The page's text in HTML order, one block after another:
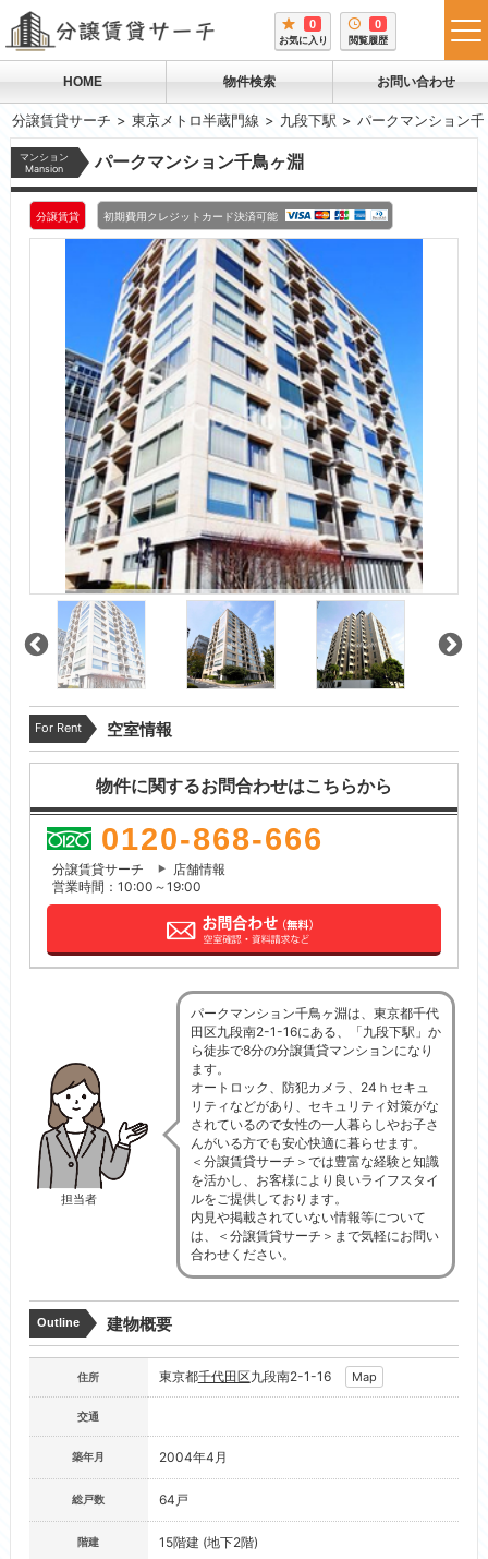
0
お気に入り
0
閲覧履歴
HOME 物件検索 お問い合わせ
分譲賃貸サーチ 東京メトロ半蔵門線 九段下駅 パークマンション
マンション
Mansion
パークマンション千鳥ヶ淵
分譲賃貸 初期費用クレジットカード決済可能
For Rent 空室情報
物件に関するお問合わせはこちらから
0120-868-666
分譲賃貸サーチ
店舗情報
営業時間：10:00～19:00
担当者
パークマンション千鳥ヶ淵は、東京都千代
田区九段南2-1-16にある、「九段下駅」か
ら徒歩で8分の分譲賃貸マンションになり
ます。
オートロック、防犯カメラ、24ｈセキュ
リティなどがあり、セキュリティ対策がな
されているので女性の一人暮らしやお子さ
んがいる方でも安心快適に暮らせます。
＜分譲賃貸サーチ＞では豊富な経験と知識
を活かし、お客様により良いライフスタイ
ルをご提供しております。
内見や掲載されていない情報等について
は、＜分譲賃貸サーチ＞まで気軽にお問い
合わせください。
Outline 建物概要
住所 東京都千代田区九段南2-1-16 Map
交通
築年月 2004年4月
総戸数 64戸
階建 15階建 (地下2階)